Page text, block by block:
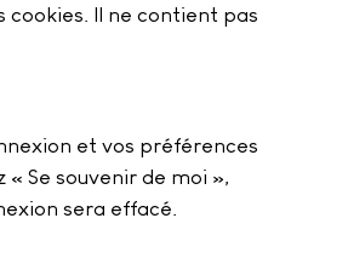
cookies. Il ne contient pas
et vos préférences
« Se souvenir de moi »,
sera effacé.